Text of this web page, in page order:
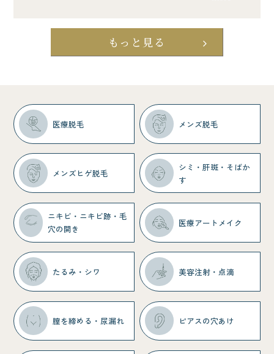
もっと見る
医療脱毛 メンズ脱毛
メンズヒゲ脱毛
シミ・肝斑・そばか
す
ニキビ・ニキビ跡・ 毛
穴の開き
医療アートメイク
たるみ・シワ 美容注射・点滴
膣を締める・尿漏れ ピアスの穴あけ